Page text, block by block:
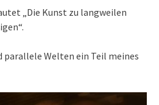
„Die Kunst zu langweilen
parallele Welten ein Teil meines